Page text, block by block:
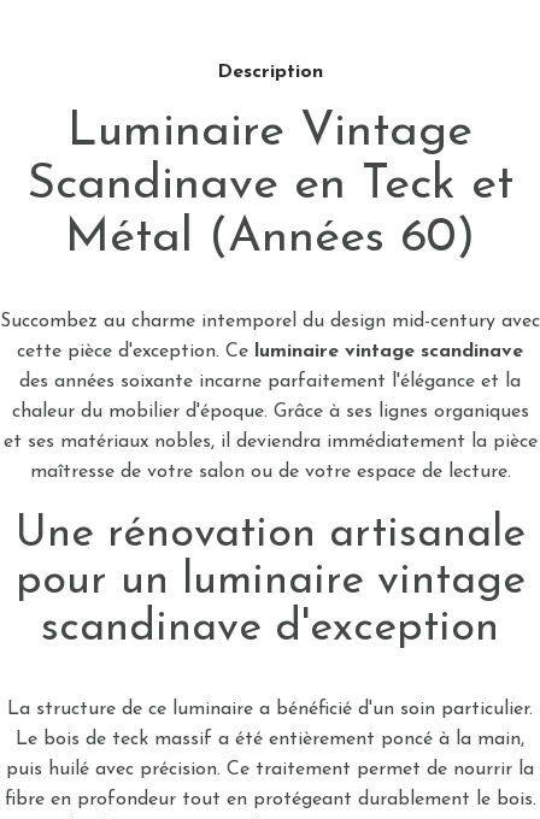
Description
Luminaire Vintage
Scandinave en Teck et
Métal (Années 60)
Succombez au charme intemporel du design mid-century avec
cette pièce d'exception. Ce
luminaire vintage scandinave
des années soixante incarne parfaitement l'élégance et la
chaleur du mobilier d'époque. Grâce à ses lignes organiques
et ses matériaux nobles, il deviendra immédiatement la pièce
maîtresse de votre salon ou de votre espace de lecture.
Une rénovation artisanale
pour un luminaire vintage
scandinave d'exception
La structure de ce luminaire a bénéficié d'un soin particulier.
Le bois de teck massif a été entièrement poncé à la main,
puis huilé avec précision. Ce traitement permet de nourrir la
fibre en profondeur tout en protégeant durablement le bois.